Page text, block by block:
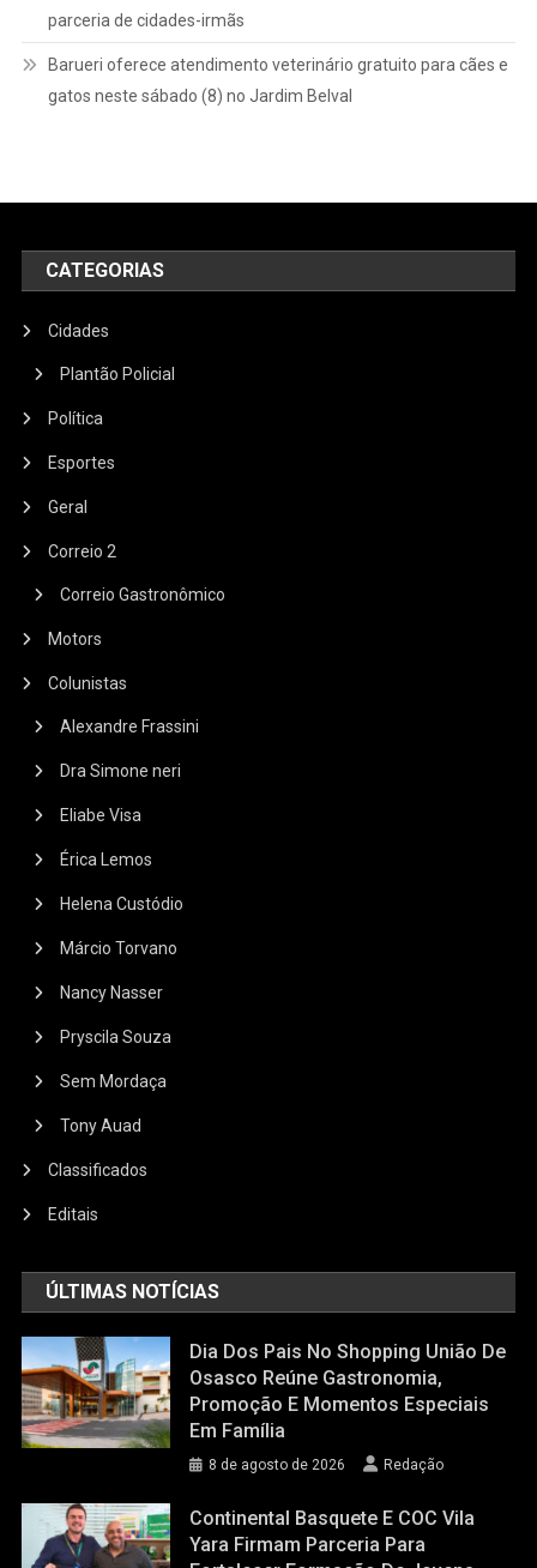
parceria de cidades-irmãs
Barueri oferece atendimento veterinário gratuito para cães e
gatos neste sábado (8) no Jardim Belval
CATEGORIAS
Cidades
Plantão Policial
Política
Esportes
Geral
Correio 2
Correio Gastronômico
Motors
Colunistas
Alexandre Frassini
Dra Simone neri
Eliabe Visa
Érica Lemos
Helena Custódio
Márcio Torvano
Nancy Nasser
Pryscila Souza
Sem Mordaça
Tony Auad
Classificados
Editais
ÚLTIMAS NOTÍCIAS
Dia Dos Pais No Shopping União De
Osasco Reúne Gastronomia,
Promoção E Momentos Especiais
Em Família
8 de agosto de 2026 Redação
Continental Basquete E COC Vila
Yara Firmam Parceria Para